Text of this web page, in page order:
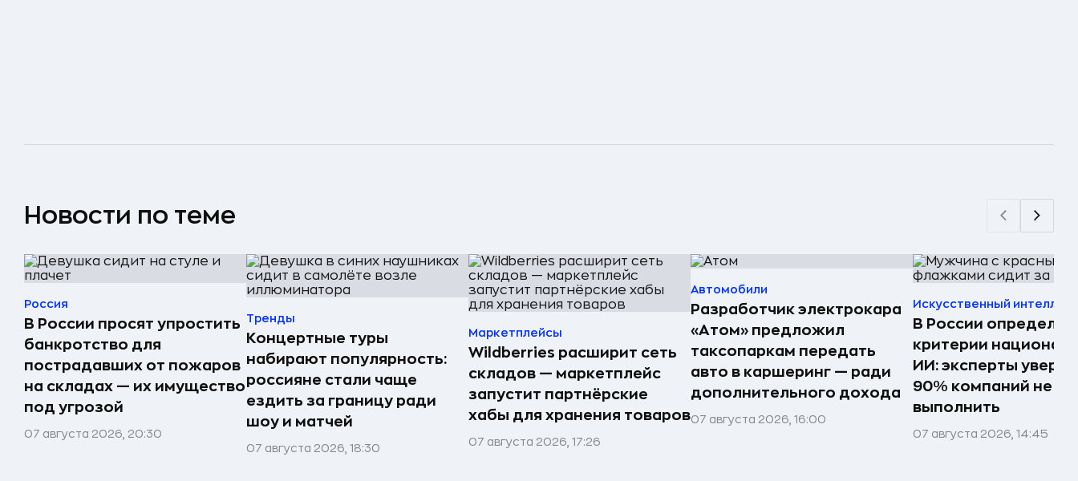
Новости по теме
Россия
В России просят упростить
банкротство для
пострадавших от пожаров
на складах — их имущество
под угрозой
07 августа 2026, 20:30
Тренды
Концертные туры
набирают популярность:
россияне стали чаще
ездить за границу ради
шоу и матчей
07 августа 2026, 18:30
Маркетплейсы
Wildberries расширит сеть
складов — маркетплейс
запустит партнёрские
хабы для хранения товаров
07 августа 2026, 17:26
Автомобили
Разработчик электрокара
«Атом» предложил
таксопаркам передать
авто в каршеринг — ради
дополнительного дохода
07 августа 2026, 16:00
Искусственный
В России
критерии
ИИ: эксперты
90% компаний не
выполнить
07 августа 2026, 14:45